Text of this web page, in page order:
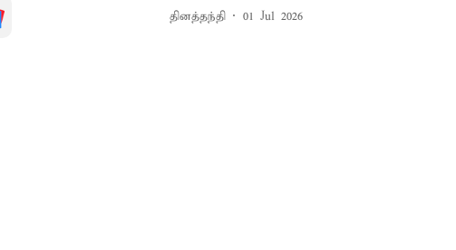
தினத்தந்தி 01 Jul 2026